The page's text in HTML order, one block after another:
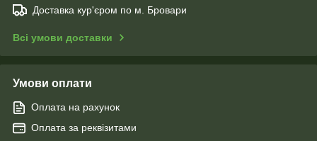
Доставка кур'єром по м. Бровари
Всі умови доставки
Умови оплати
Оплата на рахунок
Оплата за реквізитами